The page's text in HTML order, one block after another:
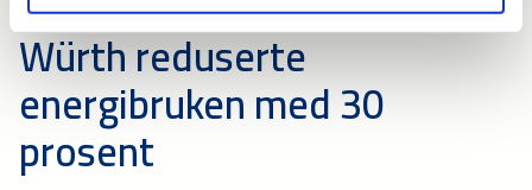
Würth reduserte
energibruken med 30
prosent